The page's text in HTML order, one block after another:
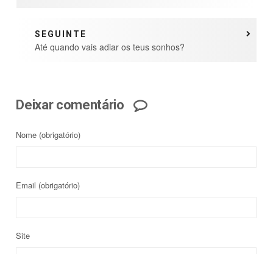
SEGUINTE
Até quando vais adiar os teus sonhos?
Deixar comentário
Nome (obrigatório)
Email (obrigatório)
Site